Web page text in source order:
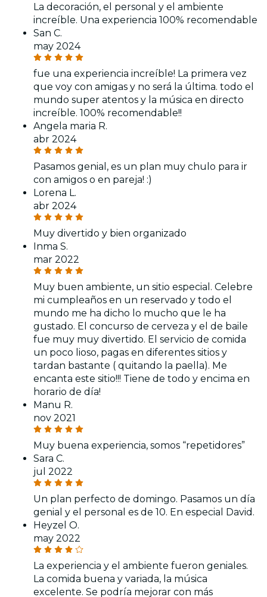
La decoración, el personal y el ambiente
increíble. Una experiencia 100% recomendable
San C.
may 2024
fue una experiencia increíble! La primera vez
que voy con amigas y no será la última. todo el
mundo super atentos y la música en directo
increíble. 100% recomendable!!
Angela maria R.
abr 2024
Pasamos genial, es un plan muy chulo para ir
con amigos o en pareja! :)
Lorena L.
abr 2024
Muy divertido y bien organizado
Inma S.
mar 2022
Muy buen ambiente, un sitio especial. Celebre
mi cumpleaños en un reservado y todo el
mundo me ha dicho lo mucho que le ha
gustado. El concurso de cerveza y el de baile
fue muy muy divertido. El servicio de comida
un poco lioso, pagas en diferentes sitios y
tardan bastante ( quitando la paella). Me
encanta este sitio!!! Tiene de todo y encima en
horario de día!
Manu R.
nov 2021
Muy buena experiencia, somos “repetidores”
Sara C.
jul 2022
Un plan perfecto de domingo. Pasamos un día
genial y el personal es de 10. En especial David.
Heyzel O.
may 2022
La experiencia y el ambiente fueron geniales.
La comida buena y variada, la música
excelente. Se podría mejorar con más